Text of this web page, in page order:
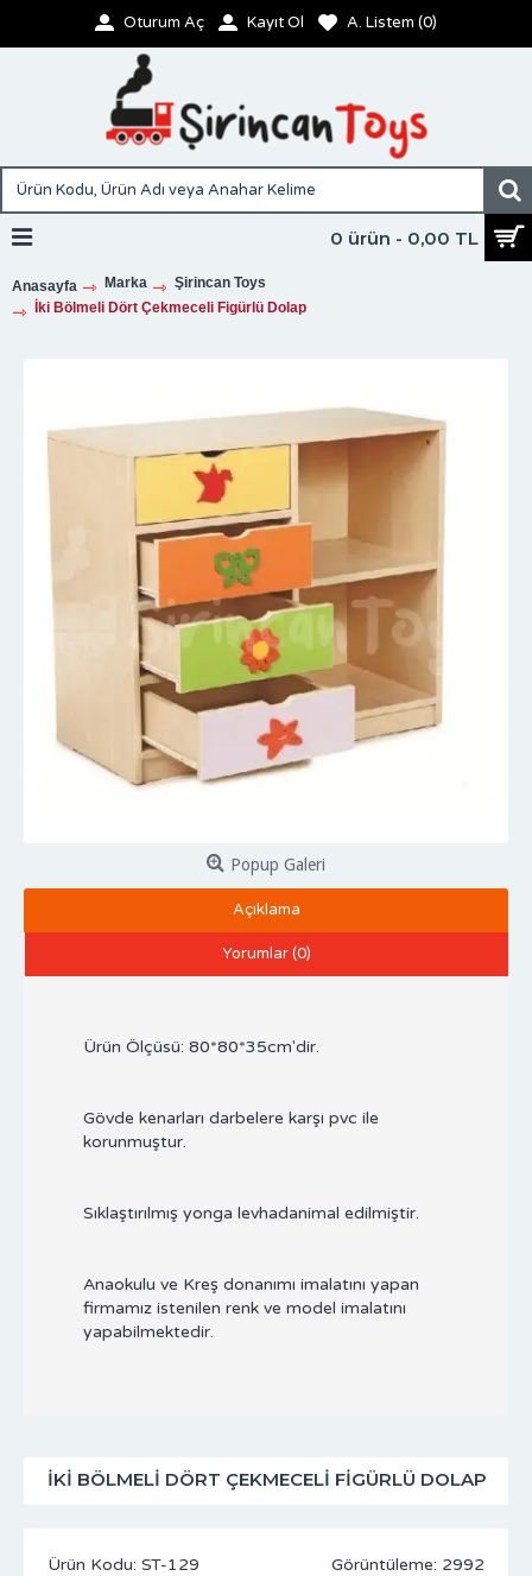
Oturum Aç Kayıt Ol A. Listem (0)
0 ürün - 0,00 TL
Anasayfa Marka
Şirincan Toys
İki Bölmeli Dört Çekmeceli Figürlü Dolap
Popup Galeri
Açıklama
Yorumlar (0)
Ürün Ölçüsü: 80*80*35cm'dir.
Gövde kenarları darbelere karşı pvc ile
korunmuştur.
Sıklaştırılmış yonga levhadanimal edilmiştir.
Anaokulu ve Kreş donanımı imalatını yapan
firmamız istenilen renk ve model imalatını
yapabilmektedir.
İKI BÖLMELI DÖRT ÇEKMECELI FIGÜRLÜ DOLAP
Görüntüleme: 2992
Ürün Kodu: ST-129